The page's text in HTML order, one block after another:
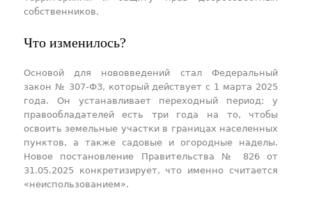
собственников.
Что изменилось?
Основой для нововведений стал Федеральный
закон № 307-ФЗ, который действует с 1 марта 2025
года. Он устанавливает переходный период: у
правообладателей есть три года на то, чтобы
освоить земельные участки в границах населенных
пунктов, а также садовые и огородные наделы.
Новое постановление Правительства № 826 от
31.05.2025 конкретизирует, что именно считается
«неиспользованием».